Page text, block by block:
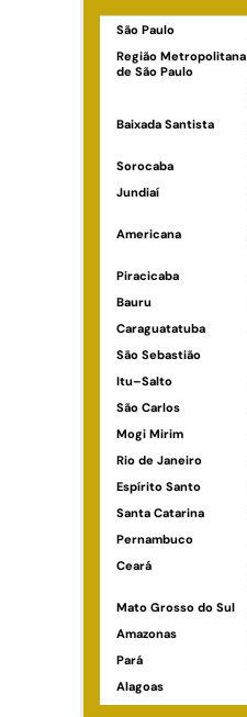
São Paulo
Região Metropolitana
de São Paulo
Baixada Santista
Sorocaba
Jundiaí
Americana
Piracicaba
Bauru
Caraguatatuba
São Sebastião
Itu–Salto
São Carlos
Mogi Mirim
Rio de Janeiro
Espírito Santo
Santa Catarina
Pernambuco
Ceará
Mato Grosso do Sul
Amazonas
Pará
Alagoas